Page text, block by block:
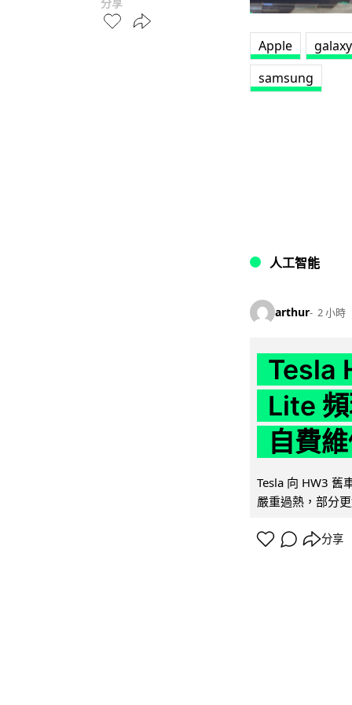
Apple
galaxy
samsung
人工智能
arthur 2 小時
Tesla
Lite
自費
Tesla 向 HW3 舊
嚴重過熱，部分
分享